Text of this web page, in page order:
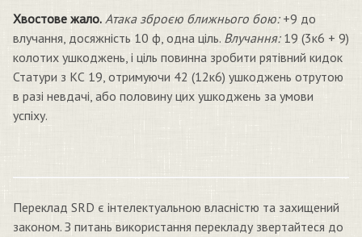
Хвостове жало. Атака зброєю ближнього бою:+9 до
влучання, досяжність 10 ф, одна ціль. Влучання:19 (3к6 + 9)
колотих ушкоджень, і ціль повинна зробити рятівний кидок
Статури з КС 19, отримуючи 42 (12к6) ушкоджень отрутою
в разі невдачі, або половину цих ушкоджень за умови
успіху.
Переклад SRD є інтелектуальною власністю та захищений
законом. З питань використання перекладу звертайтеся до